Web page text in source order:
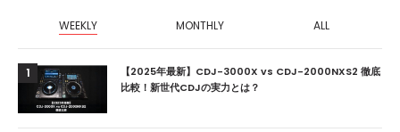
WEEKLY MONTHLY ALL
1
【2025年最新】CDJ-3000X vs CDJ-2000NXS2 徹底
比較！新世代CDJの実力とは？